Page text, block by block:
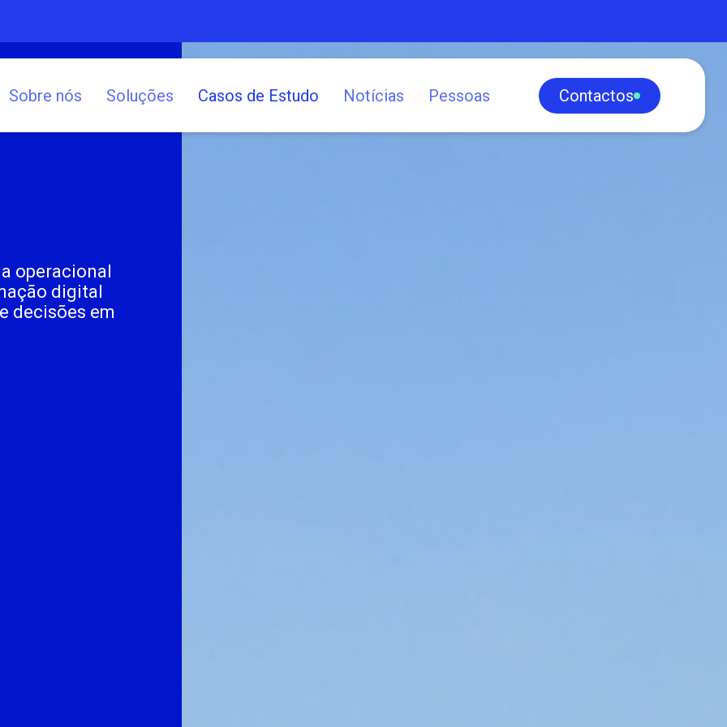
Sobre nós Soluções Casos de Estudo Notícias Pessoas Contactos
operacional
digital
decisões em